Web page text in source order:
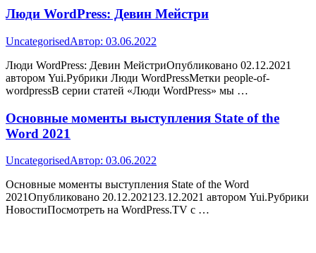
Люди WordPress: Девин Мейстри
UncategorisedАвтор: 03.06.2022
Люди WordPress: Девин МейстриОпубликовано 02.12.2021
автором Yui.Рубрики Люди WordPressМетки people-of-
wordpressВ серии статей «Люди WordPress» мы …
Основные моменты выступления State of the
Word 2021
UncategorisedАвтор: 03.06.2022
Основные моменты выступления State of the Word
2021Опубликовано 20.12.202123.12.2021 автором Yui.Рубрики
НовостиПосмотреть на WordPress.TV с …